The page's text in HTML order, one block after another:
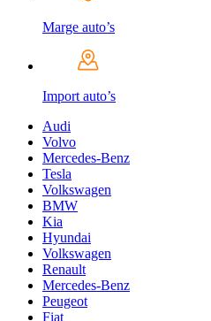
Marge auto’s
Import auto’s
Audi
Volvo
Mercedes-Benz
Tesla
Volkswagen
BMW
Kia
Hyundai
Volkswagen
Renault
Mercedes-Benz
Peugeot
Fiat